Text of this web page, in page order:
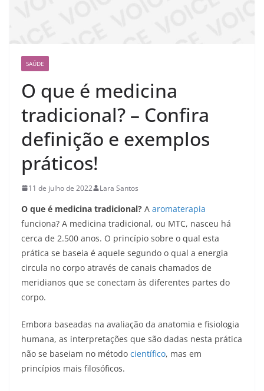
SAÚDE
O que é medicina
tradicional? – Confira
definição e exemplos
práticos!
11 de julho de 2022 Lara Santos
O que é medicina tradicional? A aromaterapia
funciona? A medicina tradicional, ou MTC, nasceu há
cerca de 2.500 anos. O princípio sobre o qual esta
prática se baseia é aquele segundo o qual a energia
circula no corpo através de canais chamados de
meridianos que se conectam às diferentes partes do
corpo.
Embora baseadas na avaliação da anatomia e fisiologia
humana, as interpretações que são dadas nesta prática
não se baseiam no método científico, mas em
princípios mais filosóficos.